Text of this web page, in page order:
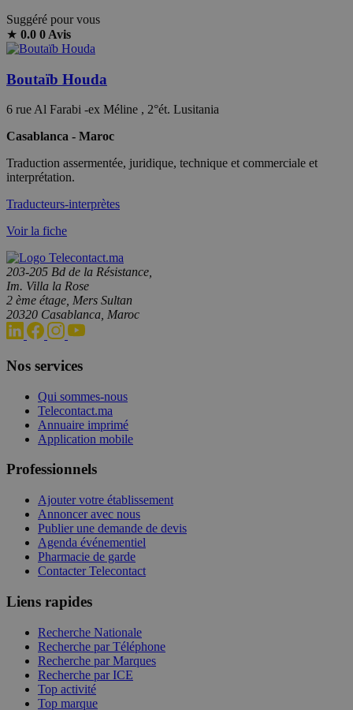
Suggéré pour vous
★ 0.0 0 Avis
Boutaïb Houda
6 rue Al Farabi -ex Méline , 2°ét. Lusitania
Casablanca - Maroc
Traduction assermentée, juridique, technique et commerciale et
interprétation.
Traducteurs-interprètes
Voir la fiche
203-205 Bd de la Résistance,
Im. Villa la Rose
2 ème étage, Mers Sultan
20320 Casablanca, Maroc
Nos services
Qui sommes-nous
Telecontact.ma
Annuaire imprimé
Application mobile
Professionnels
Ajouter votre établissement
Annoncer avec nous
Publier une demande de devis
Agenda événementiel
Pharmacie de garde
Contacter Telecontact
Liens rapides
Recherche Nationale
Recherche par Téléphone
Recherche par Marques
Recherche par ICE
Top activité
Top marque